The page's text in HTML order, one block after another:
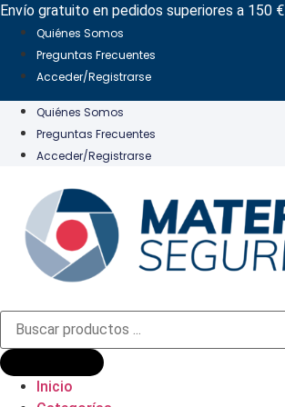
Ir
contenido
Envío gratuito en pedidos superiores a 150 €
Quiénes Somos
Preguntas Frecuentes
Acceder/Registrarse
Quiénes Somos
Preguntas Frecuentes
Acceder/Registrarse
Búsqueda
productos
Inicio